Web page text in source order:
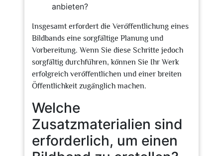
anbieten?
Insgesamt erfordert die Veröffentlichung eines
Bildbands eine sorgfältige Planung und
Vorbereitung. Wenn Sie diese Schritte jedoch
sorgfältig durchführen, können Sie Ihr Werk
erfolgreich veröffentlichen und einer breiten
Öffentlichkeit zugänglich machen.
Welche
Zusatzmaterialien sind
erforderlich, um einen